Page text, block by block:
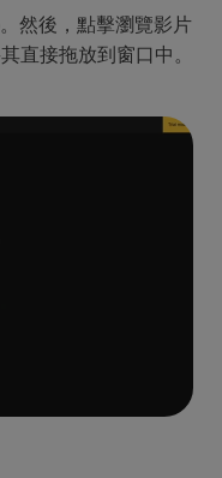
然後，點擊瀏覽影片
直接拖放到窗口中。